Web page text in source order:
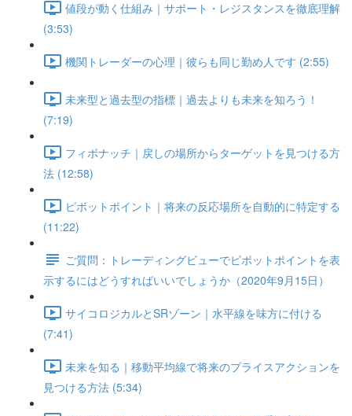
値段が動く仕組み｜サポート・レジスタンスを徹底理解
(3:53)
機関トレーダーの心理｜彼らも同じ勤め人です (2:55)
未来型と過去型の指標｜過去よりも未来を知ろう！
(7:19)
フィボナッチ｜戻しの場所からターゲットを見つける方
法 (12:58)
ピボットポイント｜将来の反応場所を自動的に特定する
(11:22)
ご質問：トレーディングビューでピポットポイントを表
示するにはどうすればいいでしょうか（2020年9月15日）
サイコロジカルとSRゾーン｜水平線を味方に付ける
(7:41)
未来を知る｜移動平均線で将来のプライスアクションを
見つける方法 (5:34)